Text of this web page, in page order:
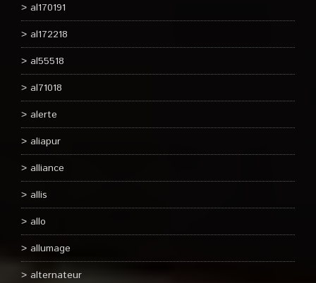
al170191
al172218
al55518
al71018
alerte
aliapur
alliance
allis
allo
allumage
alternateur